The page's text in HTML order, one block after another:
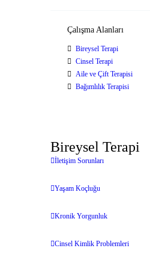
Çalışma Alanları
Bireysel Terapi
Cinsel Terapi
Aile ve Çift Terapisi
Bağımlılık Terapisi
Bireysel Terapi
İletişim Sorunları
Yaşam Koçluğu
Kronik Yorgunluk
Cinsel Kimlik Problemleri